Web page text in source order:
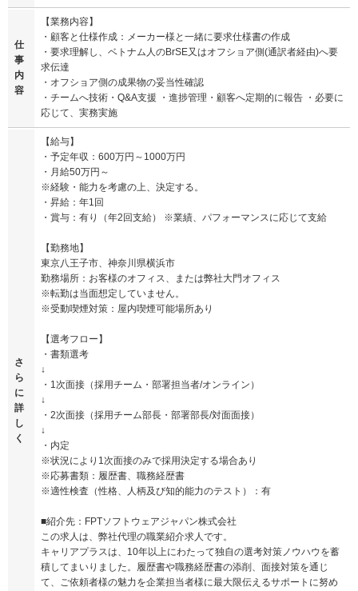
仕
事
内
容
【業務内容】
・顧客と仕様作成：メーカー様と一緒に要求仕様書の作成
・要求理解し、ベトナム人のBrSE又はオフショア側(通訳者経由)へ要
求伝達
・オフショア側の成果物の妥当性確認
・チームへ技術・Q&A支援 ・進捗管理・顧客へ定期的に報告 ・必要に
応じて、実務実施
さ
ら
に
詳
し
く
【給与】
・予定年収：600万円～1000万円
・月給50万円～
※経験・能力を考慮の上、決定する。
・昇給：年1回
・賞与：有り（年2回支給） ※業績、パフォーマンスに応じて支給
【勤務地】
東京八王子市、神奈川県横浜市
勤務場所：お客様のオフィス、または弊社大門オフィス
※転勤は当面想定していません。
※受動喫煙対策：屋内喫煙可能場所あり
【選考フロー】
・書類選考
↓
・1次面接（採用チーム・部署担当者/オンライン）
↓
・2次面接（採用チーム部長・部署部長/対面面接）
↓
・内定
※状況により1次面接のみで採用決定する場合あり
※応募書類：履歴書、職務経歴書
※適性検査（性格、人柄及び知的能力のテスト）：有
■紹介先：FPTソフトウェアジャパン株式会社
この求人は、弊社代理の職業紹介求人です。
キャリアプラスは、10年以上にわたって独自の選考対策ノウハウを蓄
積してまいりました。履歴書や職務経歴書の添削、面接対策を通じ
て、ご依頼者様の魅力を企業担当者様に最大限伝えるサポートに努め